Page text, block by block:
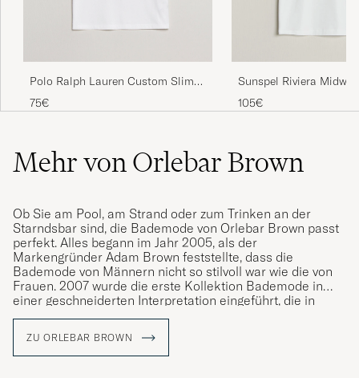
Polo Ralph Lauren Custom Slim
Fit Tee White
75€
Sunspel Riviera
White
105€
Mehr von Orlebar Brown
Ob Sie am Pool, am Strand oder zum Trinken an der
Starndsbar sind, die Bademode von Orlebar Brown passt
perfekt. Alles begann im Jahr 2005, als der
Markengründer Adam Brown feststellte, dass die
Bademode von Männern nicht so stilvoll war wie die von
Frauen. 2007 wurde die erste Kollektion Bademode in
einer geschneiderten Interpretation eingeführt, die in
einer einzigartigen Passform in Kombination mit sorgfältig
Bademode hat sich zu einem modernen Klassiker
entwickelt und ist nun in verschiedenen Modellen
ZU ORLEBAR BROWN